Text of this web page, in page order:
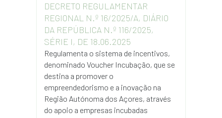
DECRETO REGULAMENTAR
REGIONAL N.º 16/2025/A, DIÁRIO
DA REPÚBLICA N.º 116/2025,
SÉRIE I, DE 18.06.2025
Regulamenta o sistema de incentivos,
denominado Voucher Incubação, que se
destina a promover o
empreendedorismo e a inovação na
Região Autónoma dos Açores, através
do apoio a empresas incubadas